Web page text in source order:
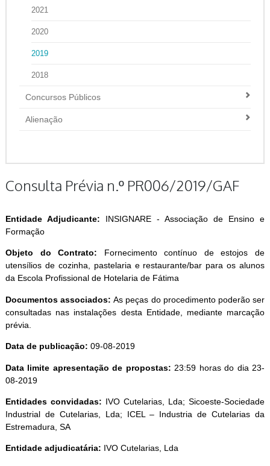
2021
2020
2019
2018
Concursos Públicos
Alienação
Consulta Prévia n.º PR006/2019/GAF
Entidade Adjudicante: INSIGNARE - Associação de Ensino e
Formação
Objeto do Contrato: Fornecimento contínuo de estojos de
utensílios de cozinha, pastelaria e restaurante/bar para os alunos
da Escola Profissional de Hotelaria de Fátima
Documentos associados:As peças do procedimento poderão ser
consultadas nas instalações desta Entidade, mediante marcação
prévia.
Data de publicação: 09-08-2019
Data limite apresentação de propostas: 23:59 horas do dia 23-
08-2019
Entidades convidadas: IVO Cutelarias, Lda; Sicoeste-Sociedade
Industrial de Cutelarias, Lda; ICEL – Industria de Cutelarias da
Estremadura, SA
Entidade adjudicatária: IVO Cutelarias, Lda